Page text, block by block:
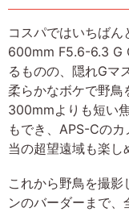
コスパではいちば
600mm F5.6-6.3 G
るものの、隠れGマ
柔らかなボケで野鳥
300mmよりも短い
もでき、APS-Cの
当の超望遠域も楽し
これから野鳥を撮
ンのバーダーまで